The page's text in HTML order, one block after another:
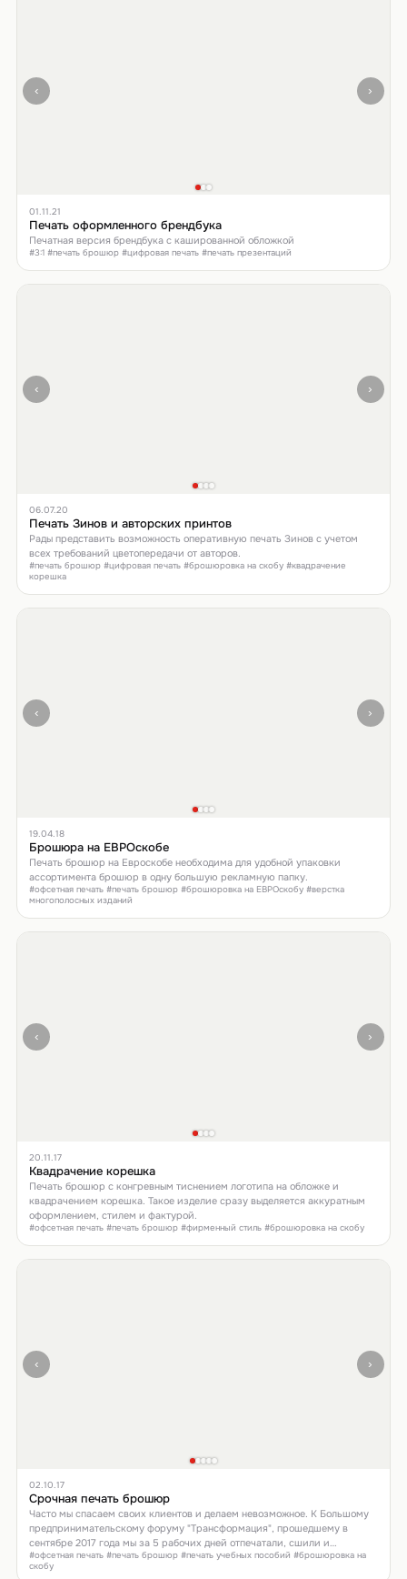
‹ ›
01.11.21
Печать оформленного брендбука
Печатная версия брендбука с кашированной обложкой
#3:1 #печать брошюр #цифровая печать #печать презентаций
‹ ›
06.07.20
Печать Зинов и авторских принтов
Рады представить возможность оперативную печать Зинов с учетом
всех требований цветопередачи от авторов.
#печать брошюр #цифровая печать #брошюровка на скобу #квадрачение
корешка
‹ ›
19.04.18
Брошюра на ЕВРОскобе
Печать брошюр на Евроскобе необходима для удобной упаковки
ассортимента брошюр в одну большую рекламную папку.
#офсетная печать #печать брошюр #брошюровка на ЕВРОскобу #верстка
многополосных изданий
‹ ›
20.11.17
Квадрачение корешка
Печать брошюр с конгревным тиснением логотипа на обложке и
квадрачением корешка. Такое изделие сразу выделяется аккуратным
оформлением, стилем и фактурой.
#офсетная печать #печать брошюр #фирменный стиль #брошюровка на скобу
‹ ›
02.10.17
Срочная печать брошюр
Часто мы спасаем своих клиентов и делаем невозможное. К Большому
предпринимательскому форуму "Трансформация", прошедшему в
сентябре 2017 года мы за 5 рабочих дней отпечатали, сшили и
доставили на мероприятие 17000 брошюр формата А4!
#офсетная печать #печать брошюр #печать учебных пособий #брошюровка на
скобу